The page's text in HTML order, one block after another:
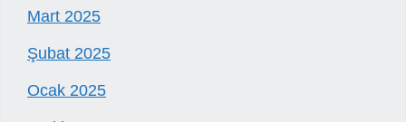
Mart 2025
Şubat 2025
Ocak 2025